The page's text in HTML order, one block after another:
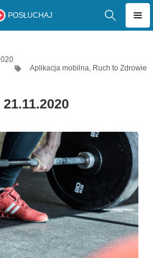
POSŁUCHAJ
Aplikacja mobilna, Ruch to Zdrowie